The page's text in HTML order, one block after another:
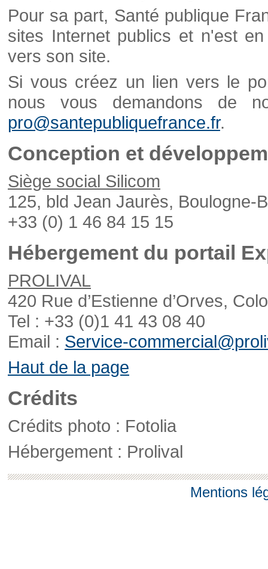
Pour sa part, Santé publique
sites Internet publics et n'est
vers son site.
Si vous créez un lien vers le
nous vous demandons de
pro@santepubliquefrance.fr.
Conception et
Siège social Silicom
125, bld Jean Jaurès, Boulogne-
+33 (0) 1 46 84 15 15
Hébergement du portail
PROLIVAL
420 Rue d’Estienne d’Orves,
Tel : +33 (0)1 41 43 08 40
Email : Service-
Haut de la page
Crédits
Crédits photo : Fotolia
Hébergement : Prolival
Mentions